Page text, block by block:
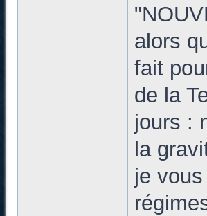
alors
fait
de la
jours :
la
je